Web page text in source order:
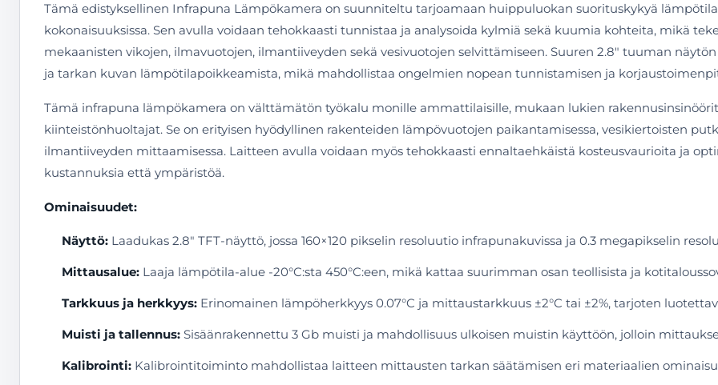
Tämä edistyksellinen Infrapuna Lämpökamera on suunniteltu tarjoamaan huippuluokan suorituskykyä
kokonaisuuksissa. Sen avulla voidaan tehokkaasti tunnistaa ja analysoida kylmiä sekä kuumia kohteita, mikä
mekaanisten vikojen, ilmavuotojen, ilmantiiveyden sekä vesivuotojen selvittämiseen. Suuren 2.8″ tuuman
ja tarkan kuvan lämpötilapoikkeamista, mikä mahdollistaa ongelmien nopean tunnistamisen ja
Tämä infrapuna lämpökamera on välttämätön työkalu monille ammattilaisille, mukaan lukien
kiinteistönhuoltajat. Se on erityisen hyödyllinen rakenteiden lämpövuotojen paikantamisessa, vesikiertoisten
ilmantiiveyden mittaamisessa. Laitteen avulla voidaan myös tehokkaasti ennaltaehkäistä kosteusvaurioita ja
kustannuksia että ympäristöä.
Ominaisuudet:
Näyttö: Laadukas 2.8″ TFT-näyttö, jossa 160×120 pikselin resoluutio infrapunakuvissa ja 0.3 megapikselin
Mittausalue: Laaja lämpötila-alue -20°C:sta 450°C:een, mikä kattaa suurimman osan teollisista ja
Tarkkuus ja herkkyys: Erinomainen lämpöherkkyys 0.07°C ja mittaustarkkuus ±2°C tai ±2%, tarjoten
Muisti ja tallennus: Sisäänrakennettu 3 Gb muisti ja mahdollisuus ulkoisen muistin käyttöön, jolloin
Kalibrointi: Kalibrointitoiminto mahdollistaa laitteen mittausten tarkan säätämisen eri materiaalien